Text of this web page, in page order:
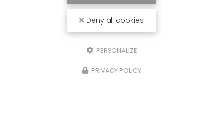
Deny all cookies
PERSONALIZE
PRIVACY POLICY